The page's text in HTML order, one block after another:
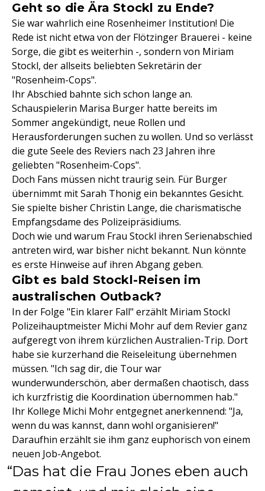
Geht so die Ära Stockl zu Ende?
Sie war wahrlich eine Rosenheimer Institution! Die
Rede ist nicht etwa von der Flötzinger Brauerei - keine
Sorge, die gibt es weiterhin -, sondern von Miriam
Stockl, der allseits beliebten Sekretärin der
"Rosenheim-Cops".
Ihr Abschied bahnte sich schon lange an.
Schauspielerin Marisa Burger hatte bereits im
Sommer angekündigt, neue Rollen und
Herausforderungen suchen zu wollen. Und so verlässt
die gute Seele des Reviers nach 23 Jahren ihre
geliebten "Rosenheim-Cops".
Doch Fans müssen nicht traurig sein. Für Burger
übernimmt mit Sarah Thonig ein bekanntes Gesicht.
Sie spielte bisher Christin Lange, die charismatische
Empfangsdame des Polizeipräsidiums.
Doch wie und warum Frau Stockl ihren Serienabschied
antreten wird, war bisher nicht bekannt. Nun könnte
es erste Hinweise auf ihren Abgang geben.
Gibt es bald Stockl-Reisen im
australischen Outback?
In der Folge "Ein klarer Fall" erzählt Miriam Stockl
Polizeihauptmeister Michi Mohr auf dem Revier ganz
aufgeregt von ihrem kürzlichen Australien-Trip. Dort
habe sie kurzerhand die Reiseleitung übernehmen
müssen. "Ich sag dir, die Tour war
wunderwunderschön, aber dermaßen chaotisch, dass
ich kurzfristig die Koordination übernommen hab."
Ihr Kollege Michi Mohr entgegnet anerkennend: "Ja,
wenn du was kannst, dann wohl organisieren!"
Daraufhin erzählt sie ihm ganz euphorisch von einem
neuen Job-Angebot.
Das hat die Frau Jones eben auch